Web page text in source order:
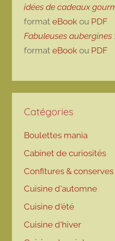
idées de cadeaux
format eBook ou PDF
Fabuleuses aubergines :
format eBook ou PDF
Catégories
Boulettes mania
Cabinet de curiosités
Confitures &
Cuisine d'automne
Cuisine d'été
Cuisine d'hiver